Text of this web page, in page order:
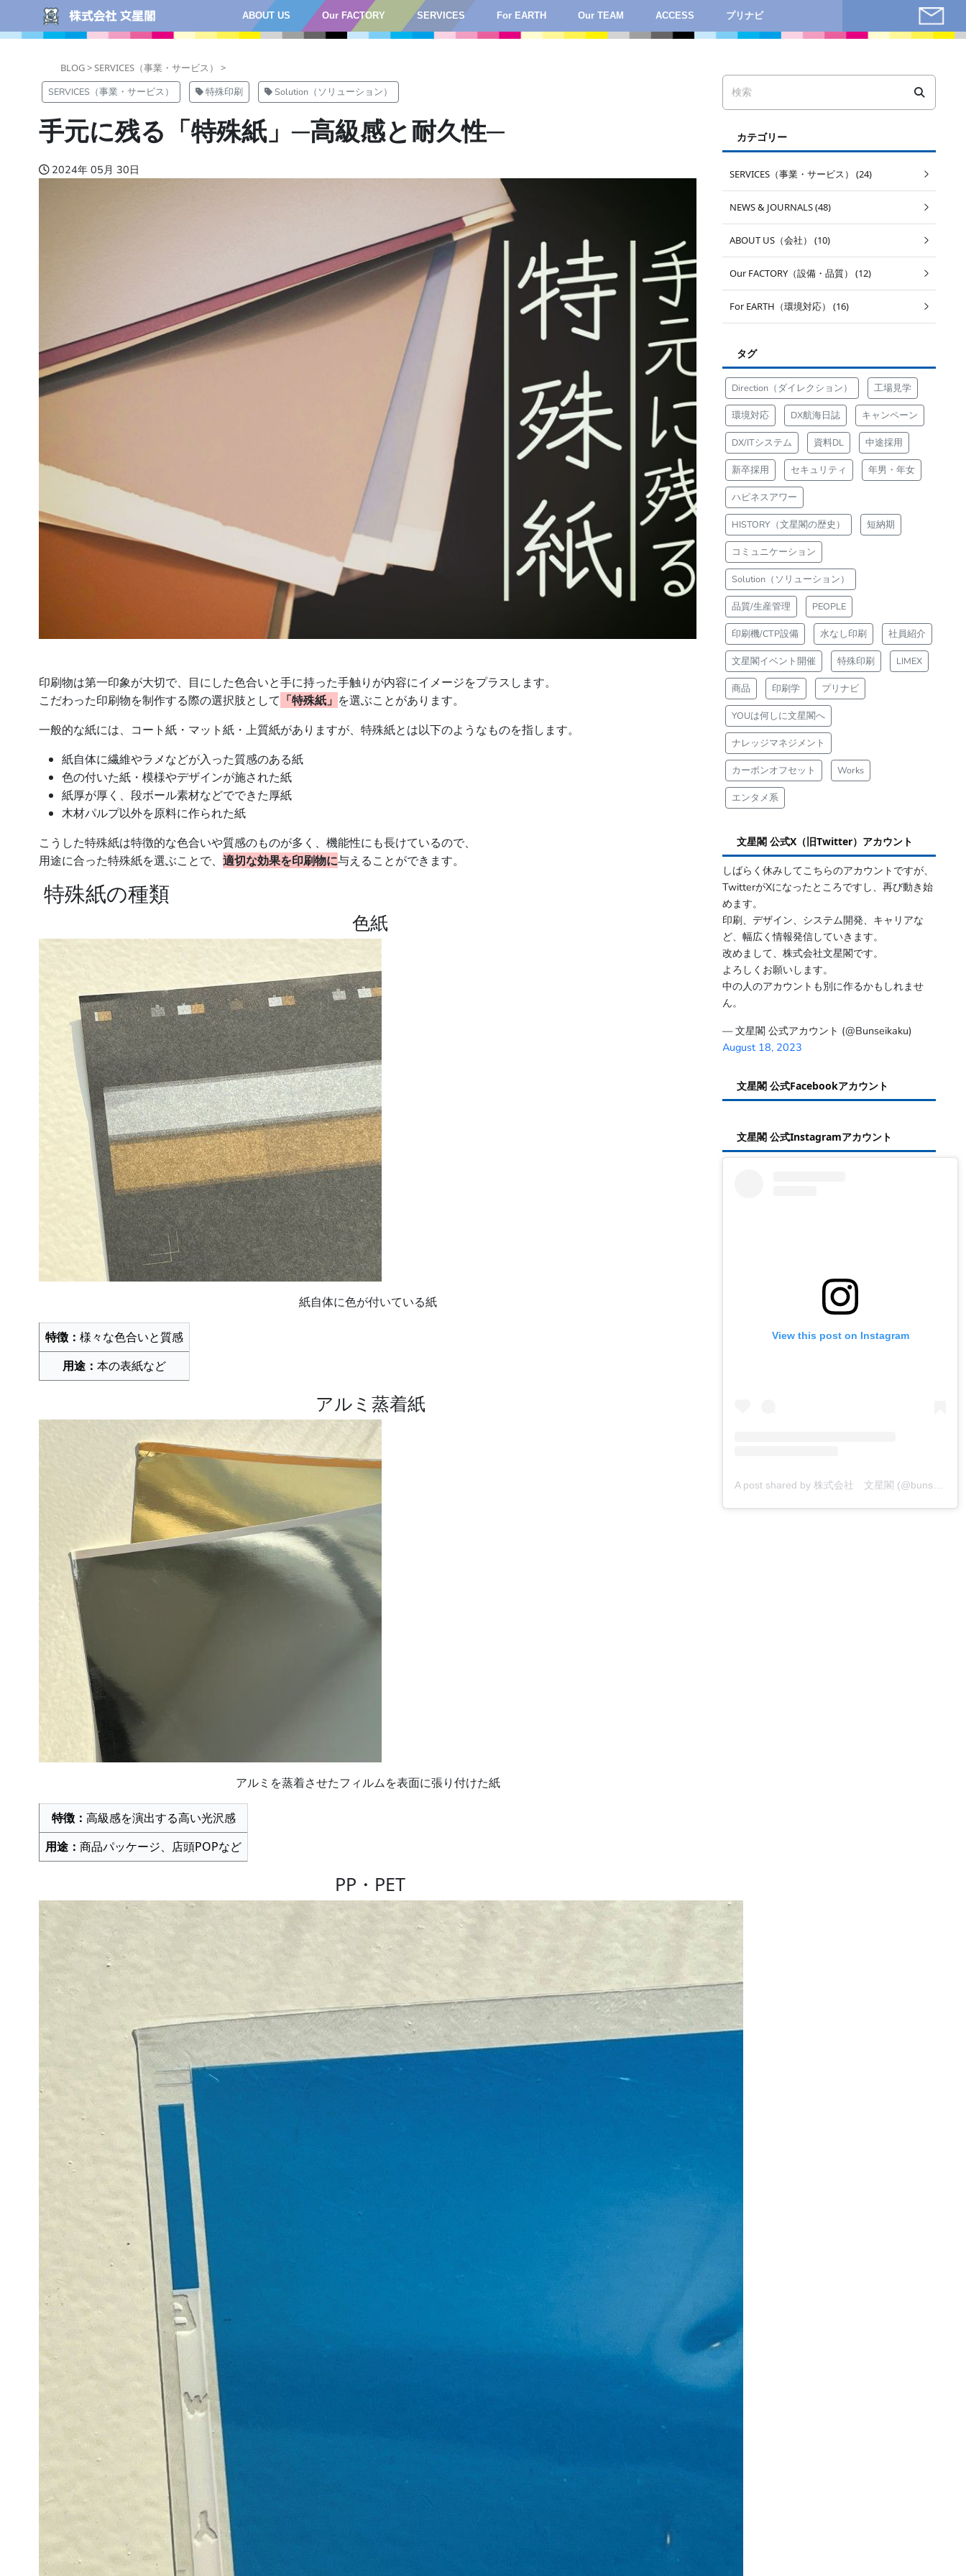
ABOUT US Our FACTORY SERVICES For EARTH Our TEAM ACCESS プリナビ
BLOG >SERVICES（事業・サービス） >
SERVICES（事業・サービス） 特殊印刷 Solution（ソリューション）
手元に残る「特殊紙」─高級感と耐久性─
2024年 05月 30日
印刷物は第一印象が大切で、目にした色合いと手に持った手触りが内容にイメージをプラスします。​
こだわった印刷物を制作する際の選択肢として 「特殊紙」 を選ぶことがあります。​
一般的な紙には、コート紙・マット紙・上質紙がありますが、​特殊紙とは以下のようなものを指します。​
紙自体に繊維やラメなどが入った質感のある紙​
色の付いた紙・模様やデザインが施された紙
紙厚が厚く、段ボール素材などでできた厚紙
木材パルプ以外を原料に作られた紙​
こうした特殊紙は特徴的な色合いや質感のものが多く、機能性にも長けているので、
用途に合った特殊紙を選ぶことで、 適切な効果を印刷物に与えることができます。
特殊紙の種類
色紙
紙自体に色が付いている紙
特徴： 様々な色合いと質感​
用途： 本の表紙など​
アルミ蒸着紙
アルミを蒸着させたフィルムを​表面に張り付けた紙
特徴： 高級感を演出する高い光沢感​
用途： 商品パッケージ、店頭POPなど
PP・PET
カテゴリー
SERVICES（事業・サービス） (24)
NEWS & JOURNALS (48)
ABOUT US（会社） (10)
Our FACTORY（設備・品質） (12)
For EARTH（環境対応） (16)
タグ
Direction（ダイレクション） 工場見学
環境対応 DX航海日誌 キャンペーン
DX/ITシステム 資料DL 中途採用
新卒採用 セキュリティ 年男・年女
ハピネスアワー
HISTORY（文星閣の歴史） 短納期
コミュニケーション
Solution（ソリューション）
品質/生産管理 PEOPLE
印刷機/CTP設備 水なし印刷 社員紹介
文星閣イベント開催 特殊印刷 LIMEX
商品 印刷学 プリナビ
YOUは何しに文星閣へ
ナレッジマネジメント
カーボンオフセット Works
エンタメ系
文星閣 公式X（旧Twitter）アカウント
しばらく休みしてこちらのアカウントですが、
TwitterがXになったところですし、再び動き始
めます。
印刷、デザイン、システム開発、キャリアな
ど、幅広く情報発信していきます。
改めまして、株式会社文星閣です。
よろしくお願いします。
中の人のアカウントも別に作るかもしれませ
ん。
— 文星閣 公式アカウント (@Bunseikaku)
August 18, 2023
文星閣 公式Facebookアカウント
文星閣 公式Instagramアカウント
View this post on Instagram